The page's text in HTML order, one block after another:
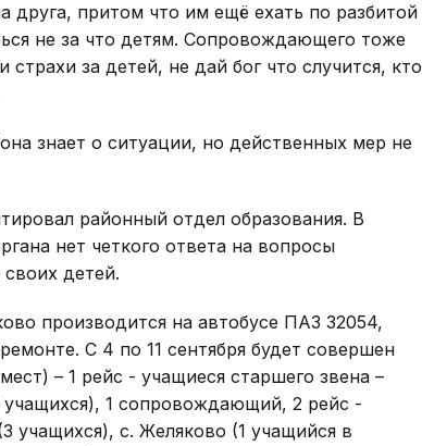
друга, притом что им ещё ехать по разбитой
не за что детям. Сопровождающего тоже
за детей, не дай бог что случится, кто
знает о ситуации, но действенных мер не
районный отдел образования. В
нет четкого ответа на вопросы
детей.
производится на автобусе ПАЗ 32054,
С 4 по 11 сентября будет совершен
– 1 рейс - учащиеся старшего звена –
1 сопровождающий, 2 рейс -
учащихся), с. Желяково (1 учащийся в